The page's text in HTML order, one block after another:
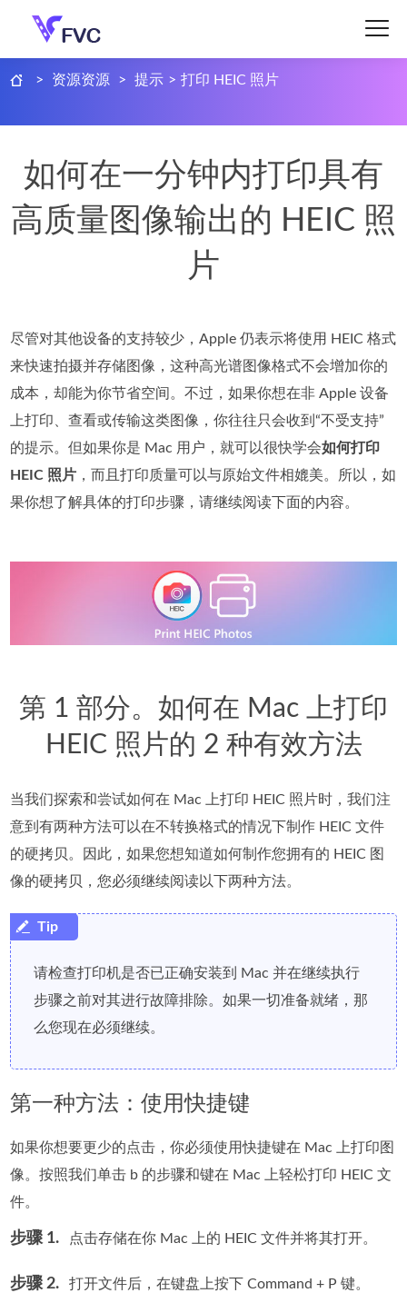
> 资源资源 > 提示 > 打印 HEIC 照片
如何在一分钟内打印具有
高质量图像输出的 HEIC 照
片
尽管对其他设备的支持较少，Apple 仍表示将使用 HEIC 格式
来快速拍摄并存储图像，这种高光谱图像格式不会增加你的
成本，却能为你节省空间。不过，如果你想在非 Apple 设备
上打印、查看或传输这类图像，你往往只会收到“不受支持”
的提示。但如果你是 Mac 用户，就可以很快学会如何打印
HEIC 照片 ，而且打印质量可以与原始文件相媲美。所以，如
果你想了解具体的打印步骤，请继续阅读下面的内容。
第 1 部分。如何在 Mac 上打印
HEIC 照片的 2 种有效方法
当我们探索和尝试如何在 Mac 上打印 HEIC 照片时，我们注
意到有两种方法可以在不转换格式的情况下制作 HEIC 文件
的硬拷贝。因此，如果您想知道如何制作您拥有的 HEIC 图
像的硬拷贝，您必须继续阅读以下两种方法。
请检查打印机是否已正确安装到 Mac 并在继续执行
步骤之前对其进行故障排除。如果一切准备就绪，那
么您现在必须继续。
第一种方法：使用快捷键
如果你想要更少的点击，你必须使用快捷键在 Mac 上打印图
像。按照我们单击 b 的步骤和键在 Mac 上轻松打印 HEIC 文
件。
步骤 1. 点击存储在你 Mac 上的 HEIC 文件并将其打开。
步骤 2. 打开文件后，在键盘上按下 Command + P 键。